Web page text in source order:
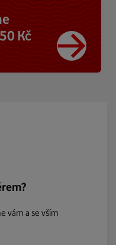
Kč
vám a se vším